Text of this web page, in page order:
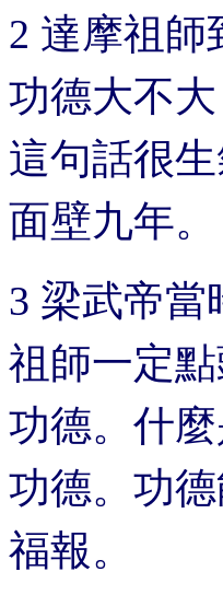
2 達摩祖師
功德大不
這句話很
面壁九年。
3 梁武帝當
祖師一定
功德。什
功德。功
福報。